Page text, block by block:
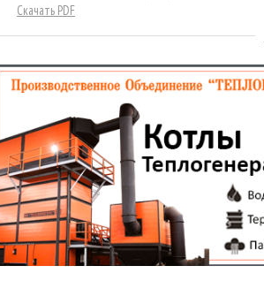
Скачать PDF